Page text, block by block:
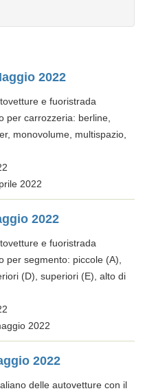
2022
e fuoristrada
per carrozzeria: berline,
monovolume, multispazio,
2022
2022
e fuoristrada
per segmento: piccole (A),
(D), superiori (E), alto di
2022
2022
delle autovetture con il